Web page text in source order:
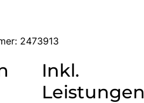
2473913
Inkl.
Leistungen